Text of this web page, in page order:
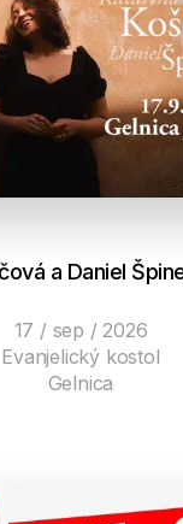
a Daniel
17 / sep / 2026
Evanjelický kostol
Gelnica